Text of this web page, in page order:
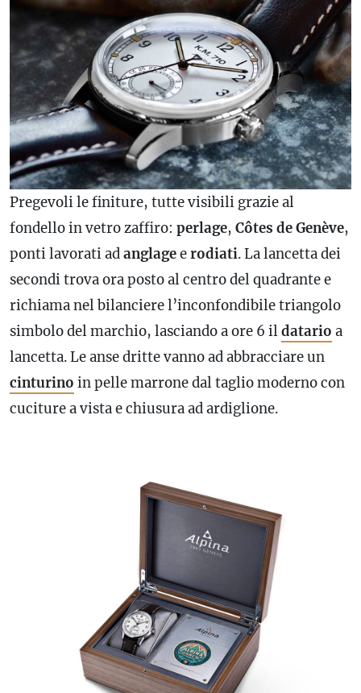
Pregevoli le finiture, tutte visibili grazie al
fondello in vetro zaffiro: perlage, Côtes de Genève,
ponti lavorati adanglageerodiati. La lancetta dei
secondi trova ora posto al centro del quadrante e
richiama nel bilanciere l’inconfondibile triangolo
simbolo del marchio, lasciando a ore 6 ildatario a
lancetta. Le anse dritte vanno ad abbracciare un
cinturino in pelle marrone dal taglio moderno con
cuciture a vista e chiusura ad ardiglione.